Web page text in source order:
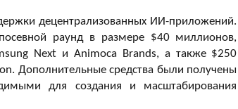
децентрализованных ИИ-приложений.
раунд в размере $40 миллионов,
Next и Animoca Brands, а также $250
Дополнительные средства были получены
для создания и масштабирования